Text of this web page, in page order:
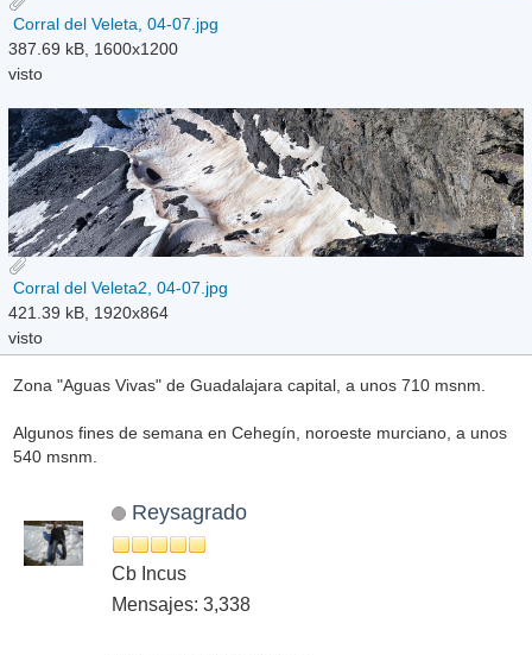
Corral del Veleta, 04-07.jpg
387.69 kB, 1600x1200
visto
Corral del Veleta2, 04-07.jpg
421.39 kB, 1920x864
visto
Zona "Aguas Vivas" de Guadalajara capital, a unos 710 msnm.
Algunos fines de semana en Cehegín, noroeste murciano, a unos
540 msnm.
Reysagrado
Cb Incus
Mensajes: 3,338